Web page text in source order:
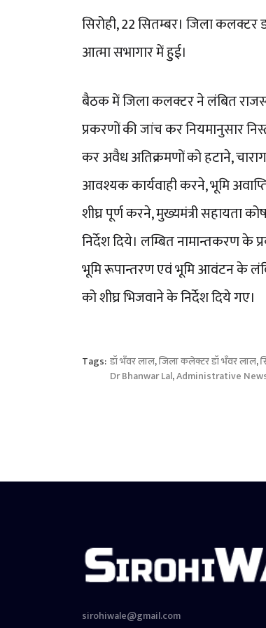
सिरोही, 22 सितम्बर। जिला
आत्मा सभागार में हुुई।
बैठक में जिला कलक्टर ने लंबित राजस्व
प्रकरणों की जांच कर नियमानुसार
कर अवैध अतिक्रमणों को हटाने,
आवश्यक कार्यवाही करने, भूमि
शीघ्र पूर्ण करने, मुख्यमंत्री सहायता
निर्देश दिये। लम्बित नामान्तकरण के
भूमि रूपान्तरण एवं भूमि आवंटन के
को शीघ्र भिजवाने के निर्देश दिये गए।
Tags: डॉ भँवर लाल,जिला कलेक्टर डॉ भँवर लाल,
Dr Bhanwar Lal,Administrative
sirohiwale@gmail.com